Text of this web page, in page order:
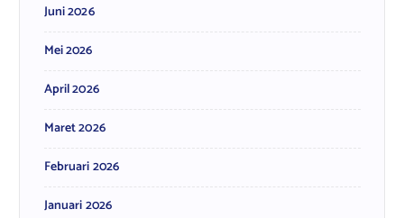
Juni 2026
Mei 2026
April 2026
Maret 2026
Februari 2026
Januari 2026